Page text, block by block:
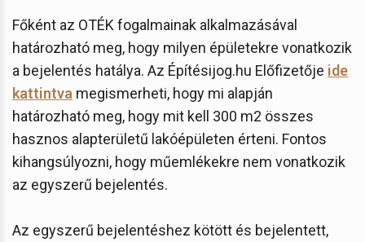
Főként az OTÉK fogalmainak alkalmazásával
határozható meg, hogy milyen épületekre vonatkozik
a bejelentés hatálya. Az Építésijog.hu Előfizetője ide
kattintva megismerheti, hogy mi alapján
határozható meg, hogy mit kell 300 m2 összes
hasznos alapterületű lakóépületen érteni. Fontos
kihangsúlyozni, hogy műemlékekre nem vonatkozik
az egyszerű bejelentés.
Az egyszerű bejelentéshez kötött és bejelentett,